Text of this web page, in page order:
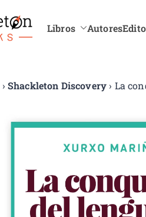
Libros Autores
› Shackleton Discovery › La